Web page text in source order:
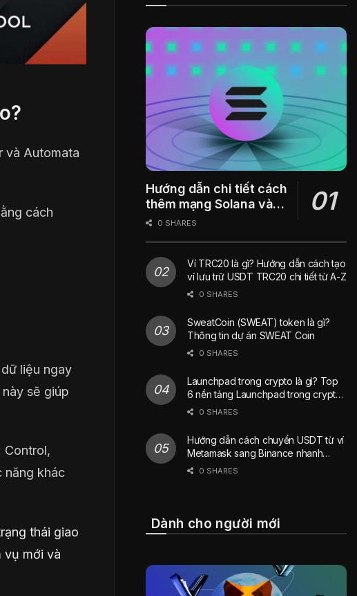
và Automata
cách
liệu ngay
sẽ giúp
Control,
năng khác
thái giao
vụ mới và
Hướng dẫn chi tiết cách
thêm mạng Solana vào
ví Metamask
0 SHARES
Ví TRC20 là gì? Hướng dẫn cách tạo
ví lưu trữ USDT TRC20 chi tiết từ A-Z
0 SHARES
SweatCoin (SWEAT) token là gì?
Thông tin dự án SWEAT Coin
0 SHARES
Launchpad trong crypto là gì? Top
6 nền tảng Launchpad trong crypto
phổ biến nhất hiện nay
0 SHARES
Hướng dẫn cách chuyển USDT từ ví
Metamask sang Binance nhanh
chóng
0 SHARES
Dành cho người mới